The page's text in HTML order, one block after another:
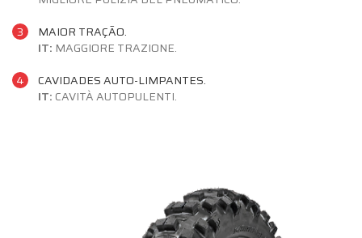
3
MAIOR TRAÇÃO.
IT: MAGGIORE TRAZIONE.
4
CAVIDADES AUTO-LIMPANTES.
IT: CAVITÀ AUTOPULENTI.